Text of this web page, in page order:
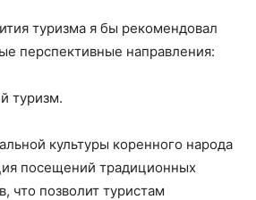
туризма я бы рекомендовал
перспективные направления:
туризм.
культуры коренного народа
посещений традиционных
что позволит туристам